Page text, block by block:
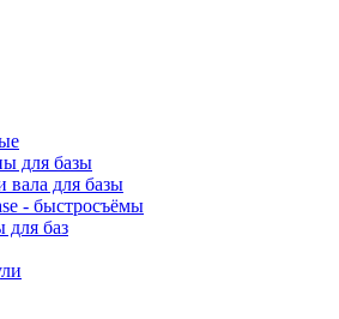
для базы
вала для базы
- быстросъёмы
для баз